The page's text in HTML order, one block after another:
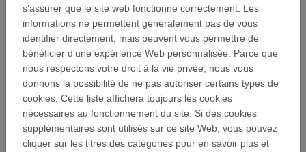
Si vous avez déjà un compte utilisateur Caisse
d'Epargne Loire-Centre, entrez votre adresse email
et votre mot de passe ci-dessous.
Mot de passe :
visibility
s'assurer que le site web fonctionne correctement. Les
informations ne permettent généralement pas de vous
identifier directement, mais peuvent vous permettre de
bénéficier d'une expérience Web personnalisée. Parce que
nous respectons votre droit à la vie privée, nous vous
donnons la possibilité de ne pas autoriser certains types de
cookies. Cette liste affichera toujours les cookies
nécessaires au fonctionnement du site. Si des cookies
supplémentaires sont utilisés sur ce site Web, vous pouvez
cliquer sur les titres des catégories pour en savoir plus et